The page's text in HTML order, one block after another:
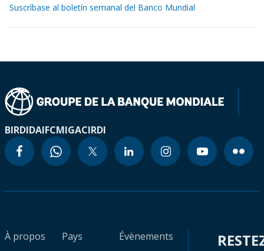
Suscríbase al boletín semanal del Banco Mundial
BIRDIDAIFCMIGACIRDI
À propos
Pays
Évènements